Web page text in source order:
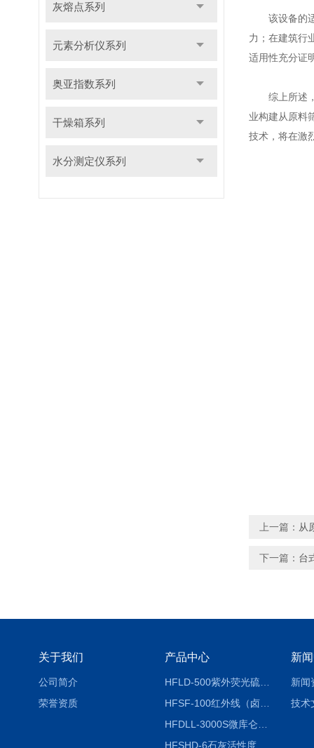
灰熔点系列
元素分析仪系列
奥亚指数系列
干燥箱系列
水分测定仪系列
该设备的适
力；在建筑行
适用性充分证
综上所述，
业构建从原料
技术，将在激
上一篇： 从
下一篇： 台
关于我们
公司简介
荣誉资质
产品中心
HFLD-500紫外荧光硫氮仪
HFSF-100红外线（卤素）水分测定仪
HFSHD-6石灰活性度测定仪
新
新闻
技术